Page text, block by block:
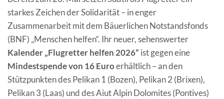
starkes Zeichen der Solidarität – in enger
Zusammenarbeit mit dem Bäuerlichen Notstandsfonds
(BNF) „Menschen helfen“. Ihr neuer, sehenswerter
Kalender „Flugretter helfen 2026“ ist gegen eine
Mindestspende von 16 Euroerhältlich – an den
Stützpunkten des Pelikan 1 (Bozen), Pelikan 2 (Brixen),
Pelikan 3 (Laas) und des Aiut Alpin Dolomites (Pontives)